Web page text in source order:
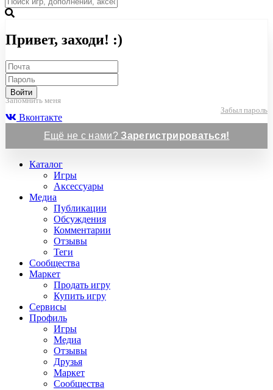
Привет, заходи! :)
Войти
Запомнить меня
Забыл пароль
Вконтакте
Ещё не с нами?Зарегистрироваться!
Каталог
Игры
Аксессуары
Медиа
Публикации
Обсуждения
Комментарии
Отзывы
Теги
Сообщества
Маркет
Продать игру
Купить игру
Сервисы
Профиль
Игры
Медиа
Отзывы
Друзья
Маркет
Сообщества